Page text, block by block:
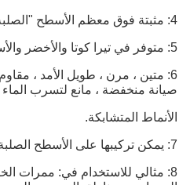
4: مثبتة فوق معظم الأسطح "الصلبة" الموجودة
5: متوفر في تيرا كوتا والأخضر والأسود (طلب خاص)
6: متين ، مرن ، طويل الأمد ،
صيانة منخفضة ، مانع لتسرب الماء
الأنماط المتشابكة.
7: يمكن تركيبها على الأسطح الصلبة أو المعبأة
8: مثالي للاستخدام في: ممرات